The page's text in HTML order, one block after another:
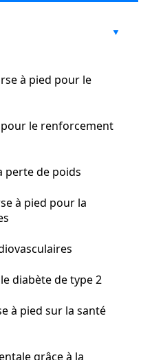
à pied pour le
le renforcement
perte de poids
à pied pour la
diabète de type 2
à pied sur la santé
grâce à la